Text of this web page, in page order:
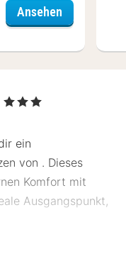
Ansehen
, 3 Sterne
ein
von . Dieses
Komfort mit
Ausgangspunkt,